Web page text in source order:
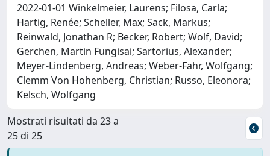
2022-01-01 Winkelmeier, Laurens; Filosa, Carla;
Hartig, Renée; Scheller, Max; Sack, Markus;
Reinwald, Jonathan R; Becker, Robert; Wolf, David;
Gerchen, Martin Fungisai; Sartorius, Alexander;
Meyer-Lindenberg, Andreas; Weber-Fahr, Wolfgang;
Clemm Von Hohenberg, Christian; Russo, Eleonora;
Kelsch, Wolfgang
Mostrati risultati da 23 a
25 di 25